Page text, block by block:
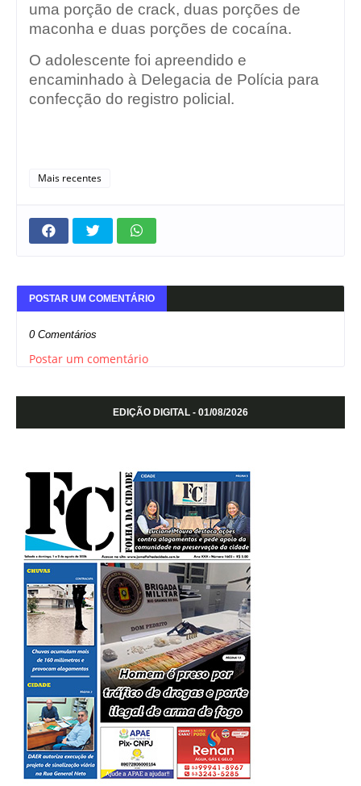
uma porção de crack, duas porções de
maconha e duas porções de cocaína.
O adolescente foi apreendido e
encaminhado à Delegacia de Polícia para
confecção do registro policial.
Mais recentes
POSTAR UM COMENTÁRIO
0 Comentários
Postar um comentário
EDIÇÃO DIGITAL - 01/08/2026